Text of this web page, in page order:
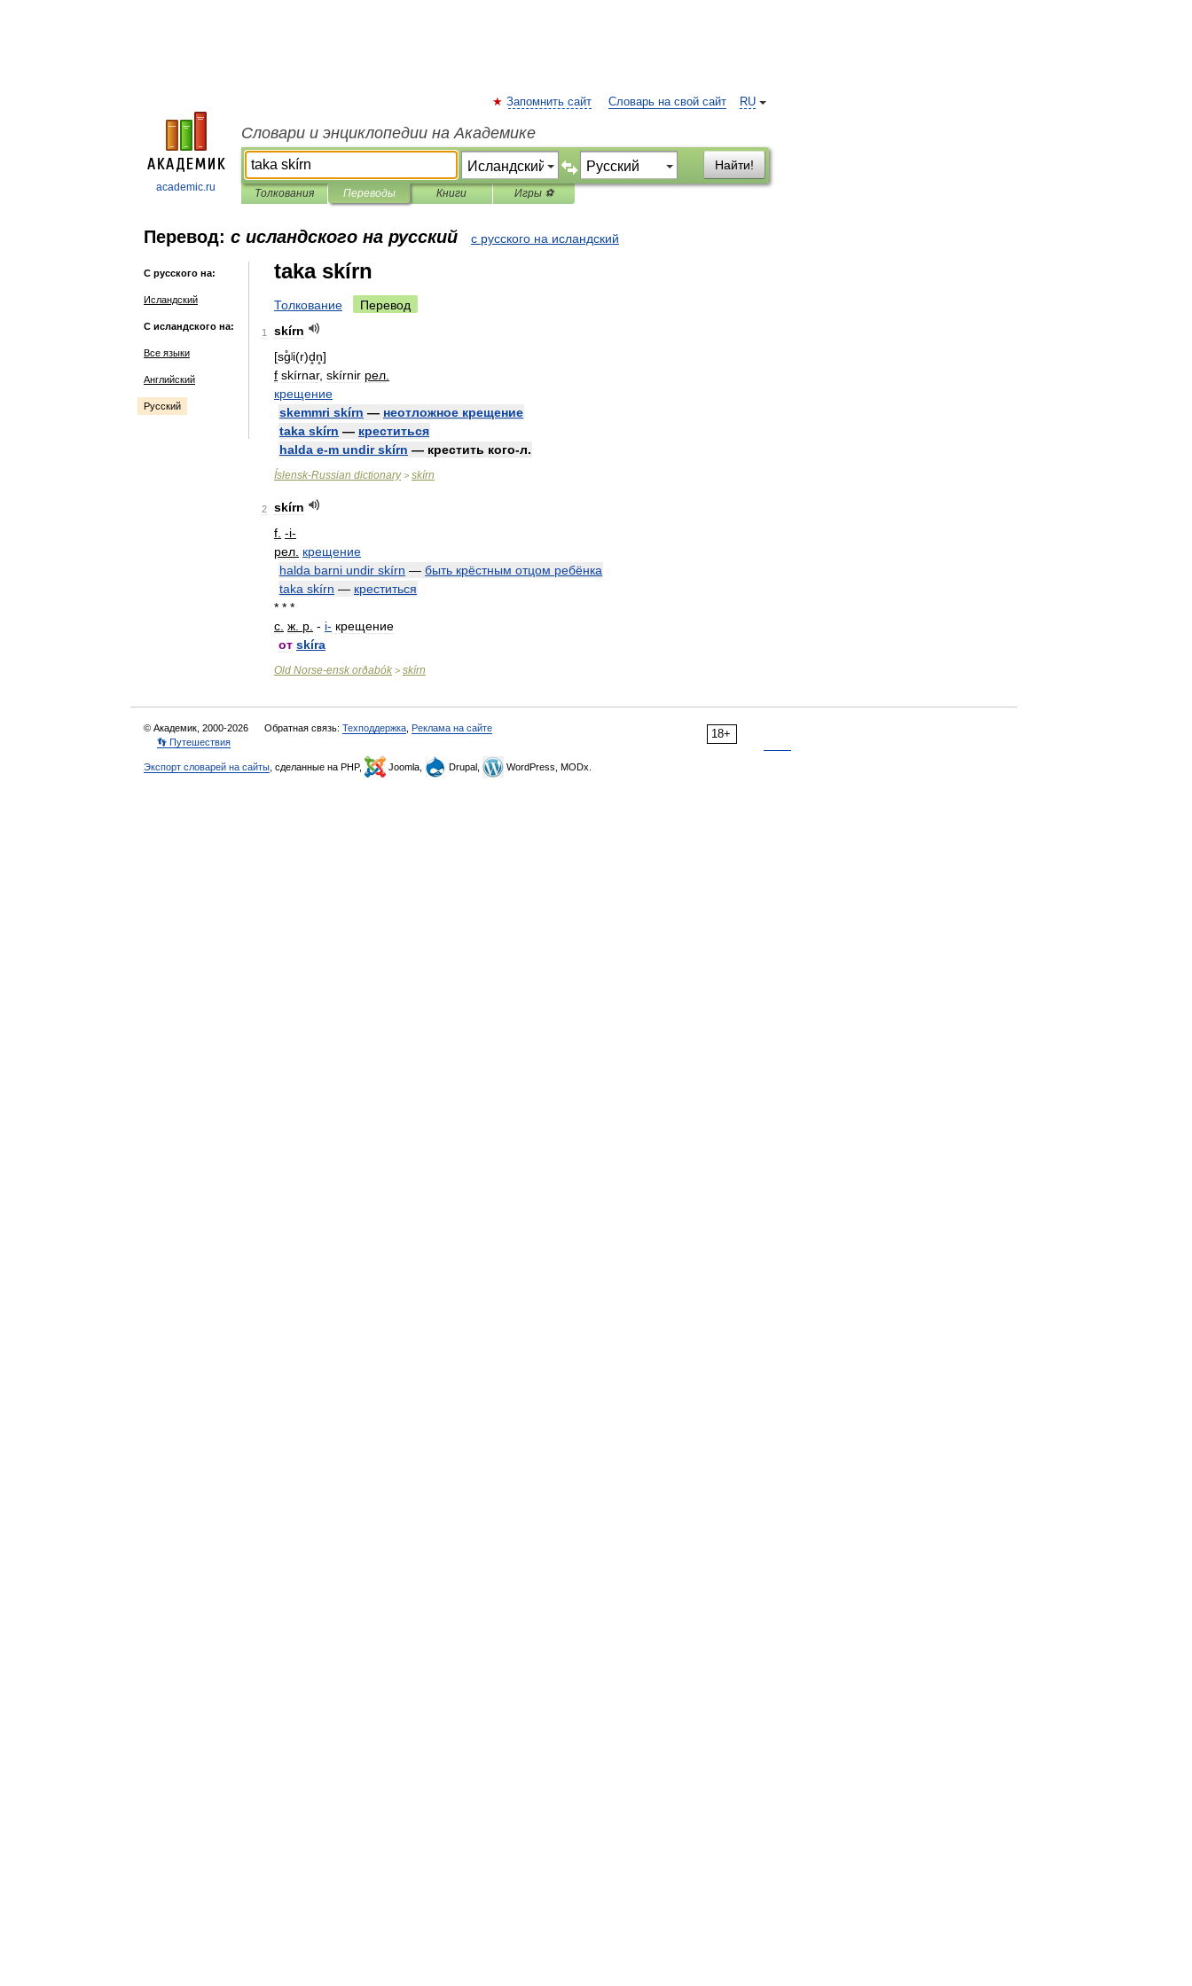
academic.ru
RU
Запомнить сайт Словарь на свой сайт
Словари и энциклопедии на Академике
Найти!
Толкования Переводы Книги Игры ⚽
Перевод: с исландского на русский с русского на исландский
С русского на:
Исландский
С исландского на:
Все языки
Английский
Русский
taka skírn
Толкование Перевод
1
skírn
[sg̊ʲi(r)d̥n̥]
f skírnar, skírnir рел
крещение
skemmri skírn — неотложное крещение
taka skírn — креститься
halda e-m undir skírn — крестить кого-л.
Íslensk-Russian dictionary> skírn
2
skírn
f -i-
рел крещение
halda barni undir skírn — быть крёстным отцом ребёнка
taka skírn — креститься
* * *
с ж р - i- крещение
от skíra
Old Norse-ensk orðabók > skírn
18+
© Академик, 2000-2026 Обратная связь: Техподдержка Реклама на сайте
👣 Путешествия
Экспорт словарей на сайты , сделанные на PHP, Joomla, Drupal, WordPress, MODx.